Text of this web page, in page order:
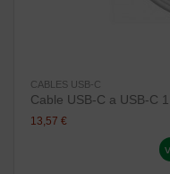
CABLES USB-C
Cable USB-C a USB-C
13,57 €